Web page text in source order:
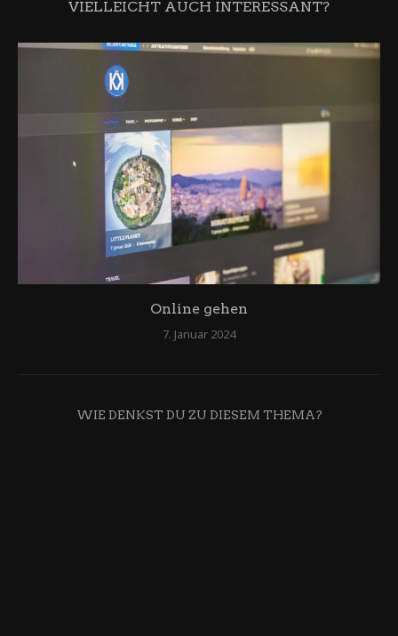
VIELLEICHT AUCH INTERESSANT?
Online gehen
7. Januar 2024
WIE DENKST DU ZU DIESEM THEMA?